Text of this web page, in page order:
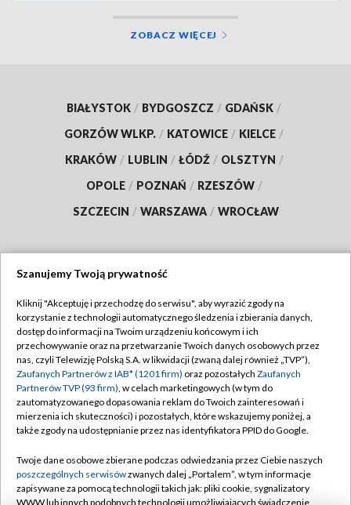
ZOBACZ WIĘCEJ
BIAŁYSTOK / BYDGOSZCZ / GDAŃSK /
GORZÓW WLKP. / KATOWICE / KIELCE /
KRAKÓW / LUBLIN / ŁÓDŹ / OLSZTYN /
OPOLE / POZNAŃ / RZESZÓW /
SZCZECIN / WARSZAWA / WROCŁAW
TVP
Abonament TVP
Emisja w TVP
Centrum informacji TVP
Naziemna Telewizja Cyfrowa
Rada Programowa
System NOS
Regulamin TVP
Polityka prywatności
Moje zgody
Pomoc
Kontakt
Szanujemy Twoją prywatność
Kliknij "Akceptuję i przechodzę do serwisu", aby wyrazić zgody na
korzystanie z technologii automatycznego śledzenia i zbierania danych,
dostęp do informacji na Twoim urządzeniu końcowym i ich
przechowywanie oraz na przetwarzanie Twoich danych osobowych przez
nas, czyli Telewizję Polską S.A. w likwidacji (zwaną dalej również „TVP”),
Zaufanych Partnerów z IAB* (1201 firm) oraz pozostałych Zaufanych
Partnerów TVP (93 firm), w celach marketingowych (w tym do
zautomatyzowanego dopasowania reklam do Twoich zainteresowań i
mierzenia ich skuteczności) i pozostałych, które wskazujemy poniżej, a
także zgody na udostępnianie przez nas identyfikatora PPID do Google.
Twoje dane osobowe zbierane podczas odwiedzania przez Ciebie naszych
poszczególnych serwisówzwanych dalej „Portalem”, w tym informacje
zapisywane za pomocą technologii takich jak: pliki cookie, sygnalizatory
WWW lub innych podobnych technologii umożliwiających świadczenie